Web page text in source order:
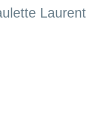
Laurent